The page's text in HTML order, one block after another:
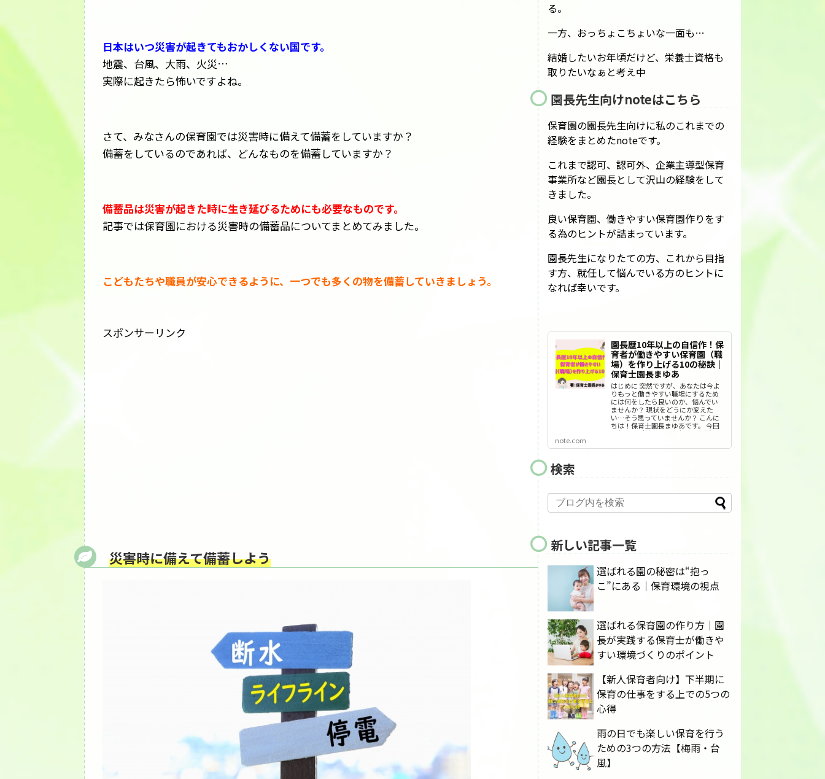
日本はいつ災害が起きてもおかしくない国です。
地震、台風、大雨、火災…
実際に起きたら怖いですよね。
さて、みなさんの保育園では災害時に備えて備蓄をしていますか？
備蓄をしているのであれば、どんなものを備蓄していますか？
備蓄品は災害が起きた時に生き延びるためにも必要なものです。
記事では保育園における災害時の備蓄品についてまとめてみました。
こどもたちや職員が安心できるように、一つでも多くの物を備蓄していきましょう。
スポンサーリンク
災害時に備えて備蓄しよう
る。
一方、おっちょこちょいな一面も…
結婚したいお年頃だけど、栄養士資格も
取りたいなぁと考え中
園長先生向けnoteはこちら
保育園の園長先生向けに私のこれまでの
経験をまとめたnoteです。
これまで認可、認可外、企業主導型保育
事業所など園長として沢山の経験をして
きました。
良い保育園、働きやすい保育園作りをす
る為のヒントが詰まっています。
園長先生になりたての方、これから目指
す方、就任して悩んでいる方のヒントに
なれば幸いです。
園長歴10年以上の自信作！保
育者が働きやすい保育園（職
場）を作り上げる10の秘訣｜
保育士園長まゆあ
はじめに 突然ですが、あなたは今よ
りもっと働きやすい職場にするため
には何をしたら良いのか、悩んでい
ませんか？ 現状をどうにか変えた
い…そう思っていませんか？ こんに
ちは！保育士園長まゆあです。 今回
は保育者が働きやすい保育園（職
りの経験や視点から書いていきたい
note.com
検索
新しい記事一覧
選ばれる園の秘密は“抱っ
こ”にある｜保育環境の視点
選ばれる保育園の作り方｜園
長が実践する保育士が働きや
すい環境づくりのポイント
【新人保育者向け】下半期に
保育の仕事をする上での5つの
心得
雨の日でも楽しい保育を行う
ための3つの方法【梅雨・台
風】